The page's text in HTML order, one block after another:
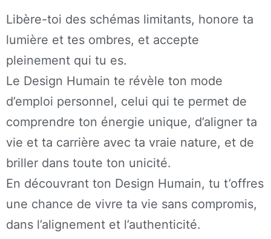
Libère-toi des schémas limitants, honore ta
lumière et tes ombres, et accepte
pleinement qui tu es.
Le Design Humain te révèle ton mode
d’emploi personnel, celui qui te permet de
comprendre ton énergie unique, d’aligner ta
vie et ta carrière avec ta vraie nature, et de
briller dans toute ton unicité.
En découvrant ton Design Humain, tu t’offres
une chance de vivre ta vie sans compromis,
dans l’alignement et l’authenticité.